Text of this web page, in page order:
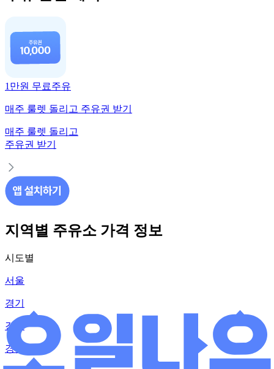
1만원 무료주유
매주 룰렛 돌리고 주유권 받기
매주 룰렛 돌리고
주유권 받기
지역별 주유소 가격 정보
시도별
서울
경기
강원
경남